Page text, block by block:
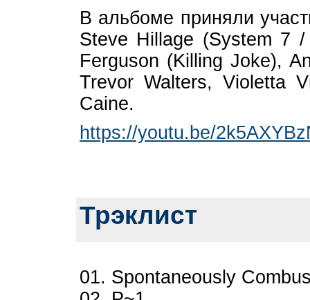
В альбоме приняли
Steve Hillage (System 7
Ferguson (Killing Joke),
Trevor Walters, Violetta
Caine.
https://youtu.be/
Трэклист
01. Spontaneously